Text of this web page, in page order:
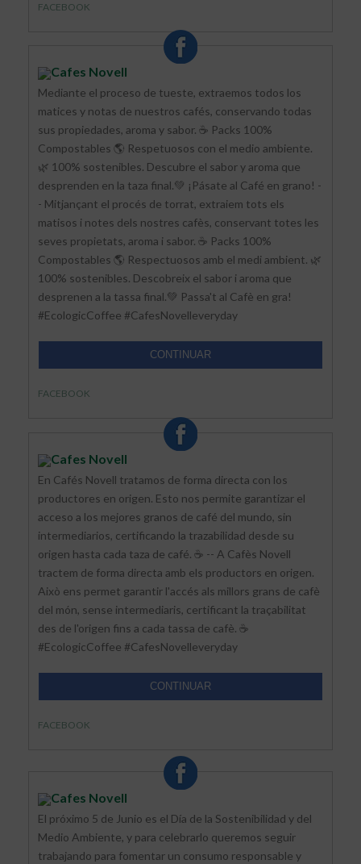
FACEBOOK
Cafes Novell
Mediante el proceso de tueste, extraemos todos los
matices y notas de nuestros cafés, conservando todas
sus propiedades, aroma y sabor. ☕ Packs 100%
Compostables 🌎 Respetuosos con el medio ambiente.
🌿 100% sostenibles. Descubre el sabor y aroma que
desprenden en la taza final.💚 ¡Pásate al Café en grano! -
- Mitjançant el procés de torrat, extraiem tots els
matisos i notes dels nostres cafès, conservant totes les
seves propietats, aroma i sabor. ☕ Packs 100%
Compostables 🌎 Respectuosos amb el medi ambient. 🌿
100% sostenibles. Descobreix el sabor i aroma que
desprenen a la tassa final.💚 Passa't al Cafè en gra!
#EcologicCoffee #CafesNovelleveryday
CONTINUAR
FACEBOOK
Cafes Novell
En Cafés Novell tratamos de forma directa con los
productores en origen. Esto nos permite garantizar el
acceso a los mejores granos de café del mundo, sin
intermediarios, certificando la trazabilidad desde su
origen hasta cada taza de café. ☕ -- A Cafès Novell
tractem de forma directa amb els productors en origen.
Això ens permet garantir l'accés als millors grans de cafè
del món, sense intermediaris, certificant la traçabilitat
des de l'origen fins a cada tassa de cafè. ☕
#EcologicCoffee #CafesNovelleveryday
CONTINUAR
FACEBOOK
Cafes Novell
El próximo 5 de Junio es el Día de la Sostenibilidad y del
Medio Ambiente, y para celebrarlo queremos seguir
trabajando para fomentar un consumo responsable y